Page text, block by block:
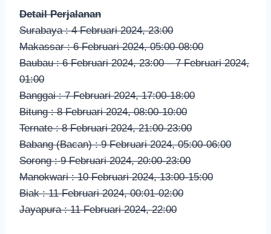
Detail Perjalanan
Surabaya : 4 Februari 2024, 23:00
Makassar : 6 Februari 2024, 05:00-08:00
Baubau : 6 Februari 2024, 23:00 – 7 Februari 2024,
01:00
Banggai : 7 Februari 2024, 17:00-18:00
Bitung : 8 Februari 2024, 08:00-10:00
Ternate : 8 Februari 2024, 21:00-23:00
Babang (Bacan) : 9 Februari 2024, 05:00-06:00
Sorong : 9 Februari 2024, 20:00-23:00
Manokwari : 10 Februari 2024, 13:00-15:00
Biak : 11 Februari 2024, 00:01-02:00
Jayapura : 11 Februari 2024, 22:00